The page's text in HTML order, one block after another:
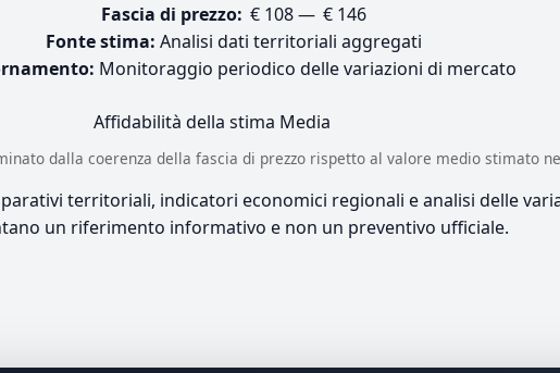
Fascia di prezzo: € 108 — € 146
Fonte stima: Analisi dati territoriali aggregati
Monitoraggio periodico delle variazioni di mercato
Affidabilità della stima Media
dalla coerenza della fascia di prezzo rispetto al valore medio stimato
territoriali, indicatori economici regionali e analisi delle
un riferimento informativo e non un preventivo ufficiale.